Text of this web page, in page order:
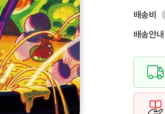
배송비
배송안내